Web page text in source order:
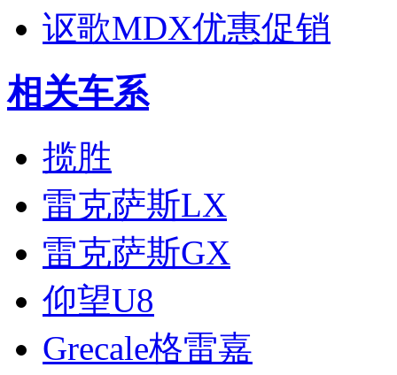
讴歌MDX优惠促销
相关车系
揽胜
雷克萨斯LX
雷克萨斯GX
仰望U8
Grecale格雷嘉